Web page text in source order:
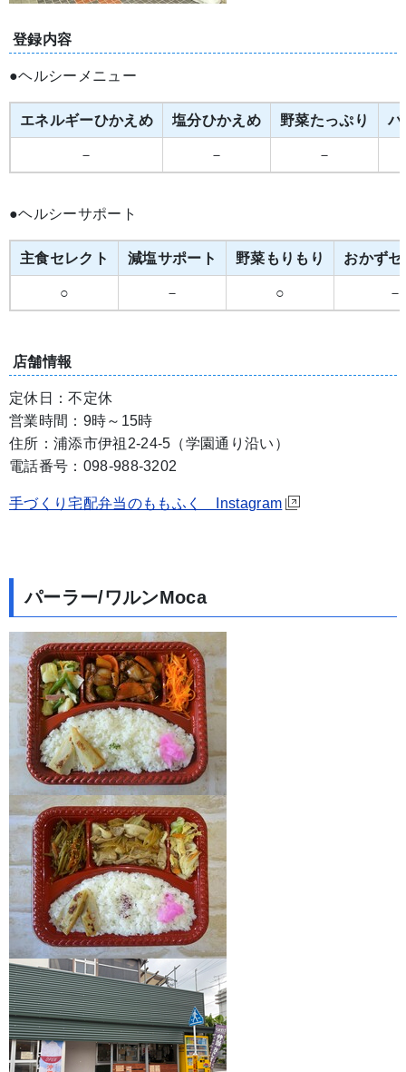
登録内容
●ヘルシーメニュー
エネルギーひかえめ 塩分ひかえめ 野菜たっぷり バ
－ － －
●ヘルシーサポート
主食セレクト 減塩サポート 野菜もりもり おかず
○ － ○ －
店舗情報
定休日：不定休
営業時間：9時～15時
住所：浦添市伊祖2-24-5（学園通り沿い）
電話番号：098-988-3202
手づくり宅配弁当のももふく Instagram
パーラー/ワルンMoca